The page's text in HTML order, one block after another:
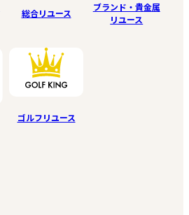
総合リユース
ブランド・貴金属
リユース
ゴルフリユース